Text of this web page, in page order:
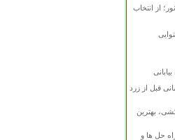
از انتخاب
قبل از زرد
بهترین
حل ها و